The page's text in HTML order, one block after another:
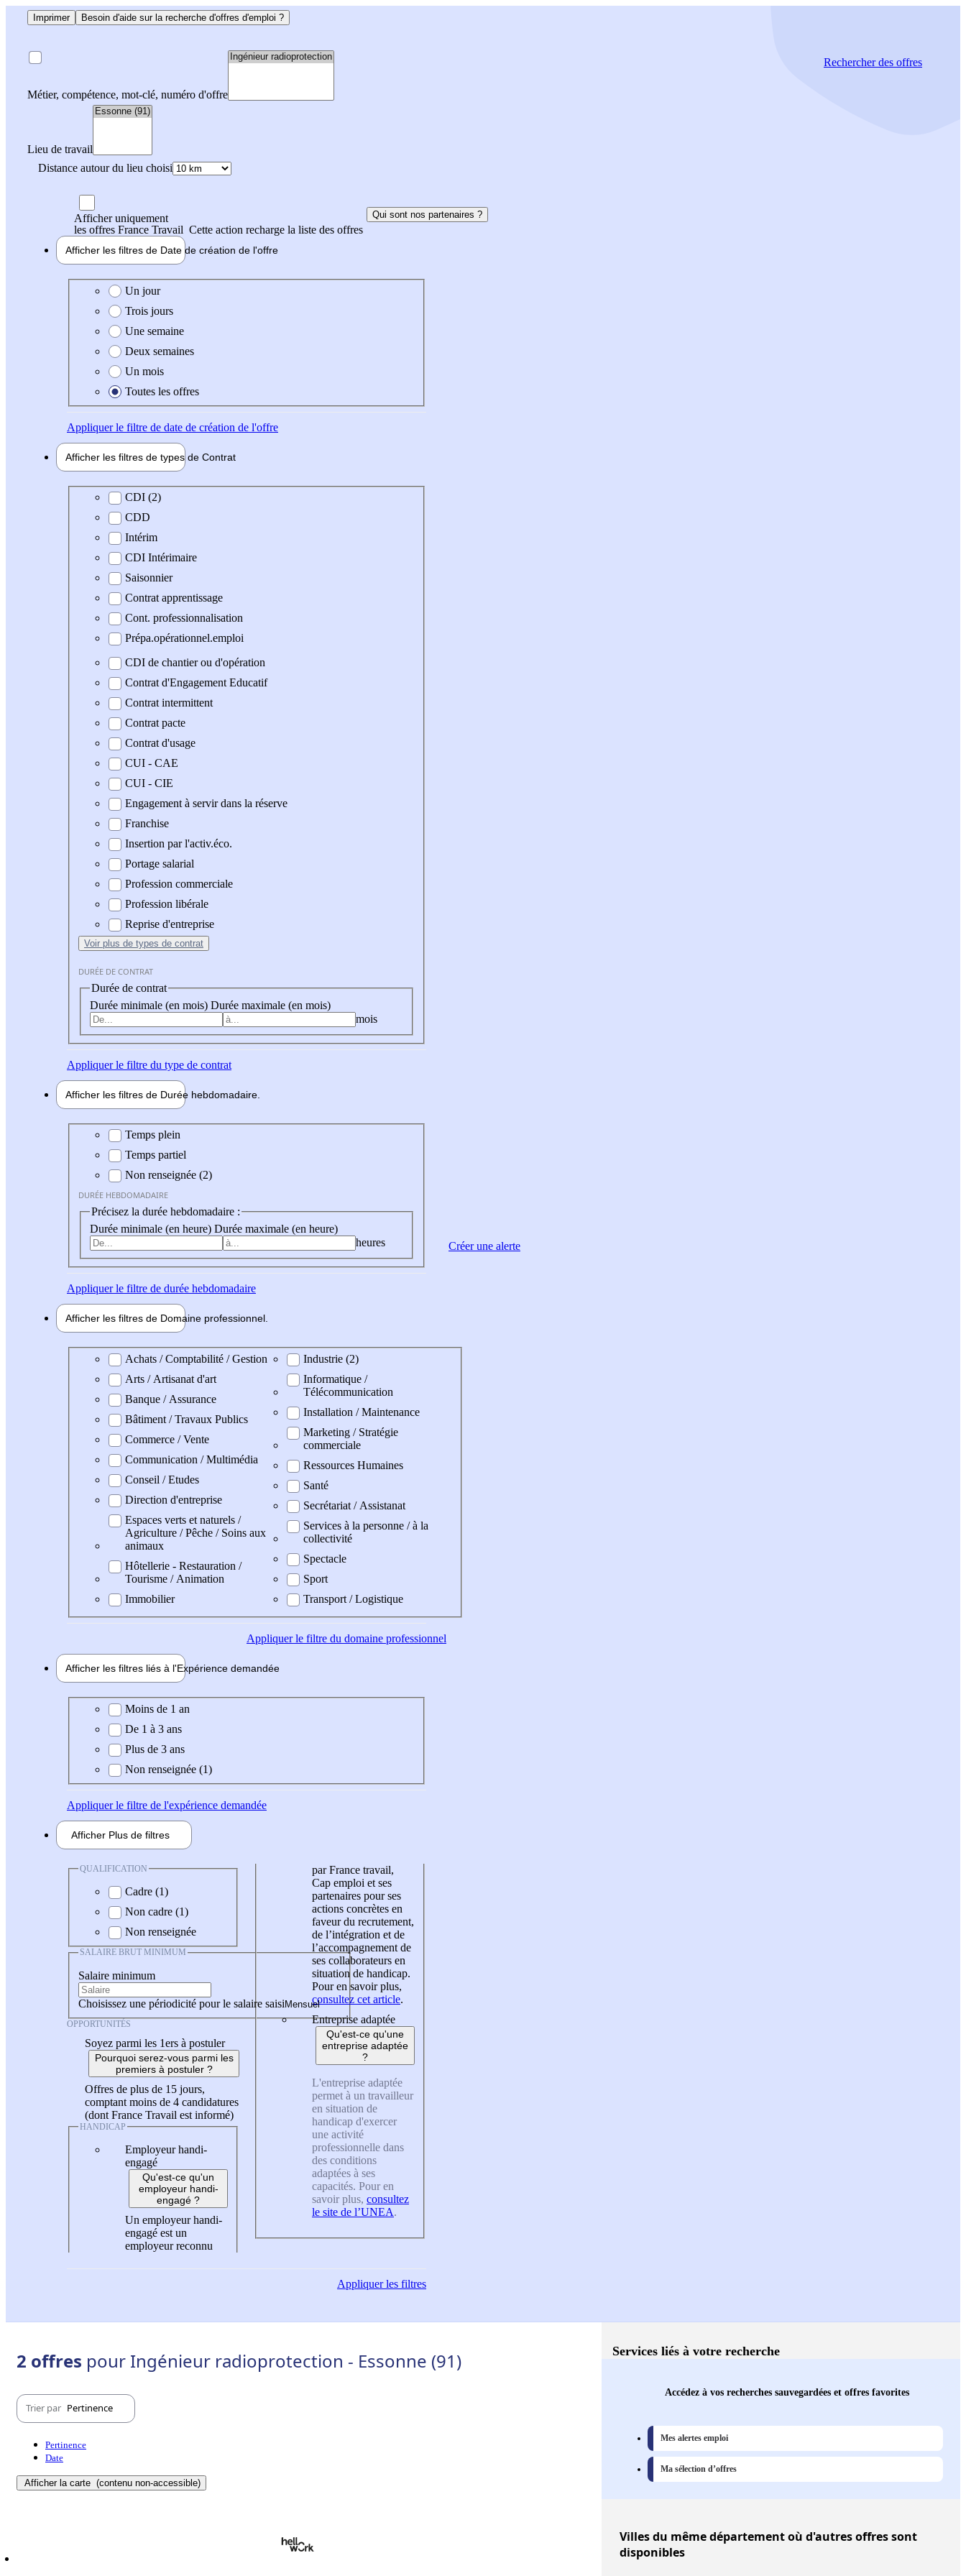
Imprimer Besoin d'aide sur la recherche d'offres d'emploi ?
Métier, compétence, mot-clé, numéro d'offre
Lieu de travail
Distance autour du lieu choisi
Rechercherdes offres
Afficher uniquement
les offres France Travail Cette action recharge la liste des offres
Qui sont nos partenaires ?
Afficher les filtres de Date de création de l'offre
Date de création de l'offre
Un jour
Trois jours
Une semaine
Deux semaines
Un mois
Toutes les offres
Appliquerle filtre de date de création de l'offre
Afficher les filtres de types de Contrat
Type de contrat
CDI (2)
CDD
Intérim
CDI Intérimaire
Saisonnier
Contrat apprentissage
Cont. professionnalisation
Prépa.opérationnel.emploi
CDI de chantier ou d'opération
Contrat d'Engagement Educatif
Contrat intermittent
Contrat pacte
Contrat d'usage
CUI - CAE
CUI - CIE
Engagement à servir dans la réserve
Franchise
Insertion par l'activ.éco.
Portage salarial
Profession commerciale
Profession libérale
Reprise d'entreprise
Voir plus de types de contrat
DURÉE DE CONTRAT
Durée de contrat
Durée minimale (en mois) Durée maximale (en mois)
mois
Appliquerle filtre du type de contrat
Afficher les filtres de Durée hebdomadaire
Durée hebdomadaire
Temps plein
Temps partiel
Non renseignée (2)
DURÉE HEBDOMADAIRE
Précisez la durée hebdomadaire :
Durée minimale (en heure) Durée maximale (en heure)
heures
Appliquerle filtre de durée hebdomadaire
Afficher les filtres de Domaine professionnel
Domaine professionel
Achats / Comptabilité / Gestion
Arts / Artisanat d'art
Banque / Assurance
Bâtiment / Travaux Publics
Commerce / Vente
Communication / Multimédia
Conseil / Etudes
Direction d'entreprise
Espaces verts et naturels /
Agriculture / Pêche / Soins aux
animaux
Hôtellerie - Restauration /
Tourisme / Animation
Immobilier
Industrie (2)
Informatique /
Télécommunication
Installation / Maintenance
Marketing / Stratégie
commerciale
Ressources Humaines
Santé
Secrétariat / Assistanat
Services à la personne / à la
collectivité
Spectacle
Sport
Transport / Logistique
Appliquerle filtre du domaine professionnel
Afficher les filtres liés à l'Expérience demandée
Expérience demandée
Moins de 1 an
De 1 à 3 ans
Plus de 3 ans
Non renseignée (1)
Appliquerle filtre de l'expérience demandée
Afficher Plus de filtres
QUALIFICATION
Cadre (1)
Non cadre (1)
Non renseignée
SALAIRE BRUT MINIMUM
Salaire minimum
Choisissez une périodicité pour le salaire saisi
OPPORTUNITÉS
Soyez parmi les 1ers à postuler
Pourquoi serez-vous parmi les
premiers à postuler ?
Offres de plus de 15 jours,
comptant moins de 4 candidatures
(dont France Travail est informé)
HANDICAP
Employeur handi-
engagé
Qu'est-ce qu'un
employeur handi-
engagé ?
Un employeur handi-
engagé est un
employeur reconnu
par France travail,
Cap emploi et ses
partenaires pour ses
actions concrètes en
faveur du recrutement,
de l’intégration et de
l’accompagnement de
ses collaborateurs en
situation de handicap.
Pour en savoir plus,
consultez cet article.
Entreprise adaptée
Qu'est-ce qu'une
entreprise adaptée
?
L'entreprise adaptée
permet à un travailleur
en situation de
handicap d'exercer
une activité
professionnelle dans
des conditions
adaptées à ses
capacités. Pour en
savoir plus, consultez
le site de l’UNEA.
Appliquerles filtres
Créer une alerte
2 offres pour Ingénieur radioprotection - Essonne (91)
Trier par Pertinence
Pertinence
Date
Afficher la carte (contenu non-accessible)
Services liés à votre recherche
Accédez à vos recherches sauvegardées et offres favorites
Mes alertes emploi
Ma sélection d’offres
Villesdu même département où d'autres offres sont
disponibles